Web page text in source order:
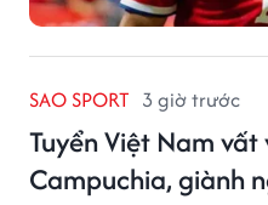
SAO SPORT 3 giờ trước
Tuyển Việt Nam
Campuchia, giành